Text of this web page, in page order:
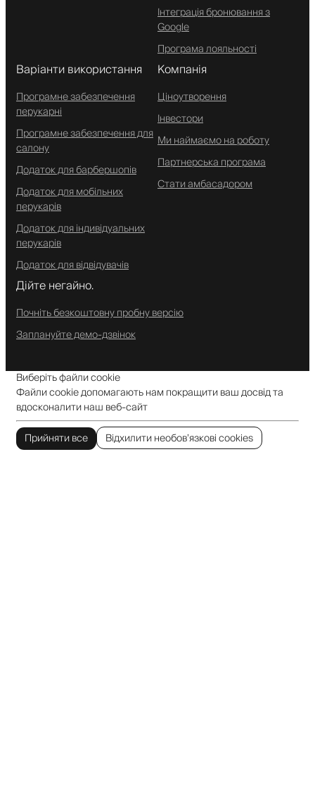
Інтеграція бронювання з
Google
Програма лояльності
Варіанти використання
Програмне забезпечення
перукарні
Програмне забезпечення для
салону
Додаток для барбершопів
Додаток для мобільних
перукарів
Додаток для індивідуальних
перукарів
Додаток для відвідувачів
Компанія
Ціноутворення
Інвестори
Ми наймаємо на роботу
Партнерська програма
Стати амбасадором
Дійте негайно.
Почніть безкоштовну пробну версію
Заплануйте демо-дзвінок
Виберіть файли cookie
Файли cookie допомагають нам покращити ваш досвід та
вдосконалити наш веб-сайт
Прийняти все
Відхилити необов’язкові cookies